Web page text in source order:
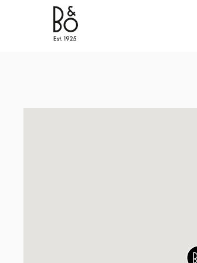
Bang & Olufsen - Exist to Create